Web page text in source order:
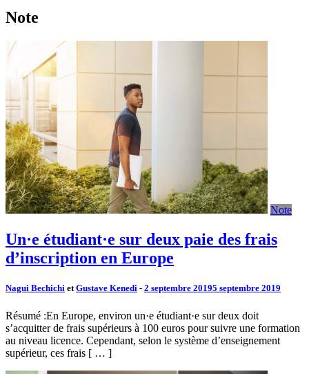
Note
Note
Un·e étudiant·e sur deux paie des frais
d’inscription en Europe
Nagui Bechichi etGustave Kenedi - 2 septembre 20195 septembre 2019
Résumé :En Europe, environ un·e étudiant·e sur deux doit
s’acquitter de frais supérieurs à 100 euros pour suivre une formation
au niveau licence. Cependant, selon le système d’enseignement
supérieur, ces frais [ … ]